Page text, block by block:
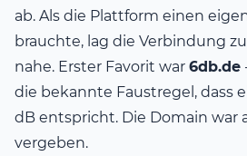
ab. Als die Plattform einen
brauchte, lag die Verbindung
nahe. Erster Favorit war 6db.de
die bekannte Faustregel, dass
dB entspricht. Die Domain war
vergeben.